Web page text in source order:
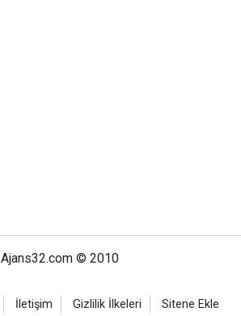
Ajans32.com © 2010
İletişim Gizlilik İlkeleri Sitene Ekle